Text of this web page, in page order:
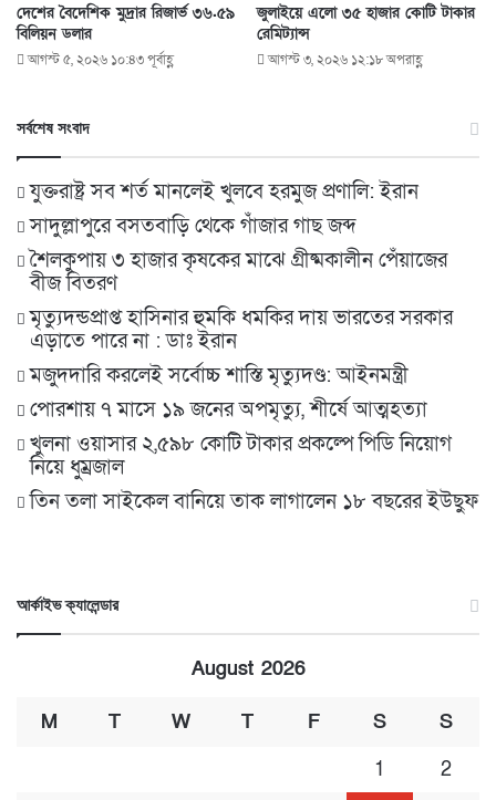
দেশের বৈদেশিক মুদ্রার রিজার্ভ ৩৬.৫৯
বিলিয়ন ডলার
আগস্ট ৫, ২০২৬ ১০:৪৩ পূর্বাহ্ণ
জুলাইয়ে এলো ৩৫ হাজার কোটি টাকার
রেমিট্যান্স
আগস্ট ৩, ২০২৬ ১২:১৮ অপরাহ্ণ
সর্বশেষ সংবাদ
যুক্তরাষ্ট্র সব শর্ত মানলেই খুলবে হরমুজ প্রণালি: ইরান
সাদুল্লাপুরে বসতবাড়ি থেকে গাঁজার গাছ জব্দ
শৈলকুপায় ৩ হাজার কৃষকের মাঝে গ্রীষ্মকালীন পেঁয়াজের
বীজ বিতরণ
মৃত্যুদন্ডপ্রাপ্ত হাসিনার হুমকি ধমকির দায় ভারতের সরকার
এড়াতে পারে না : ডাঃ ইরান
মজুদদারি করলেই সর্বোচ্চ শাস্তি মৃত্যুদণ্ড: আইনমন্ত্রী
পোরশায় ৭ মাসে ১৯ জনের অপমৃত্যু, শীর্ষে আত্মহত্যা
খুলনা ওয়াসার ২,৫৯৮ কোটি টাকার প্রকল্পে পিডি নিয়োগ
নিয়ে ধুম্রজাল
তিন তলা সাইকেল বানিয়ে তাক লাগালেন ১৮ বছরের ইউছুফ
আর্কাইভ ক্যালেন্ডার
August 2026
M T W T F S
S
1
2